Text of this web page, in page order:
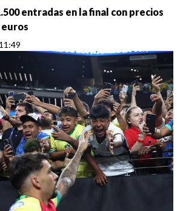
entradas en la final con precios
euros